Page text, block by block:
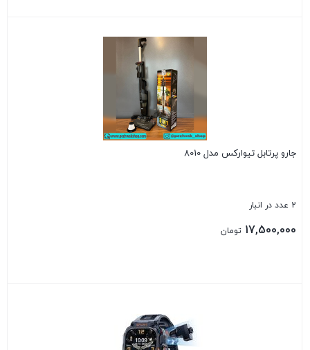
جارو پرتابل تیوارکس مدل 8010
2 عدد در انبار
17,500,000 تومان